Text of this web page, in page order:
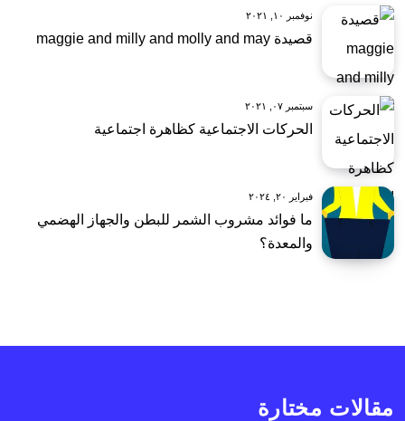
نوفمبر ١٠, ٢٠٢١
قصيدة maggie and milly and molly and may
سبتمبر ٠٧, ٢٠٢١
الحركات الاجتماعية كظاهرة اجتماعية
فبراير ٢٠, ٢٠٢٤
ما فوائد مشروب الشمر للبطن والجهاز الهضمي
والمعدة؟
مقالات مختارة